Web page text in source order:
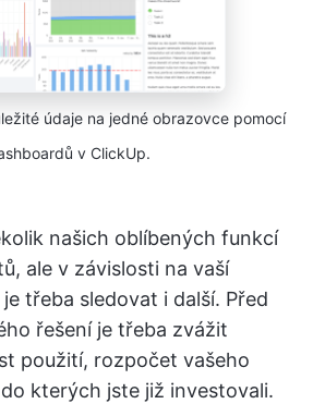
údaje na jedné obrazovce pomocí
v ClickUp.
našich oblíbených funkcí
ale v závislosti na vaší
třeba sledovat i další. Před
řešení je třeba zvážit
použití, rozpočet vašeho
kterých jste již investovali.